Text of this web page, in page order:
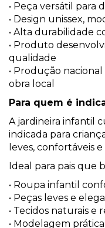
• Peça versátil para
• Design unissex,
• Alta durabilidade
• Produto
qualidade
• Produção
obra local
Para quem é
A jardineira infantil
indicada para
leves, confortáveis e
Ideal para pais que
• Roupa infantil
• Peças leves e
• Tecidos naturais e
• Modelagem